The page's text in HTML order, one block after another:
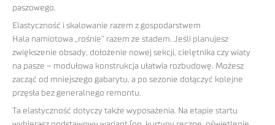
paszowego.
Elastyczność i skalowanie razem z gospodarstwem
Hala namiotowa „rośnie” razem ze stadem. Jeśli planujesz
zwiększenie obsady, dołożenie nowej sekcji, cielętnika czy wiaty
na pasze – modułowa konstrukcja ułatwia rozbudowę. Możesz
zacząć od mniejszego gabarytu, a po sezonie dołączyć kolejne
przęsła bez generalnego remontu.
Ta elastyczność dotyczy także wyposażenia. Na etapie startu